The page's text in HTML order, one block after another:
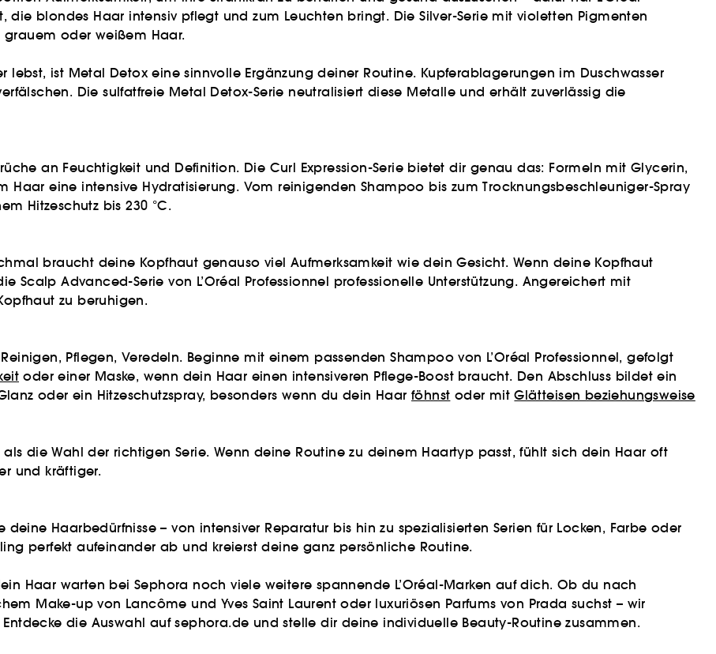
die blondes Haar intensiv pflegt und zum Leuchten bringt. Die Silver-Serie mit violetten Pigmenten
oder weißem Haar.
lebst, ist Metal Detox eine sinnvolle Ergänzung deiner Routine. Kupferablagerungen im Duschwasser
Die sulfatfreie Metal Detox-Serie neutralisiert diese Metalle und erhält zuverlässig die
an Feuchtigkeit und Definition. Die Curl Expression-Serie bietet dir genau das: Formeln mit Glycerin,
Haar eine intensive Hydratisierung. Vom reinigenden Shampoo bis zum Trocknungsbeschleuniger-Spray
Hitzeschutz bis 230 °C.
braucht deine Kopfhaut genauso viel Aufmerksamkeit wie dein Gesicht. Wenn deine Kopfhaut
Scalp Advanced-Serie von L’Oréal Professionnel professionelle Unterstützung. Angereichert mit
zu beruhigen.
Pflegen, Veredeln. Beginne mit einem passenden Shampoo von L’Oréal Professionnel, gefolgt
oder einer Maske, wenn dein Haar einen intensiveren Pflege-Boost braucht. Den Abschluss bildet ein
oder ein Hitzeschutzspray, besonders wenn du dein Haarföhnst oder mitGlätteisen beziehungsweise
die Wahl der richtigen Serie. Wenn deine Routine zu deinem Haartyp passt, fühlt sich dein Haar oft
und kräftiger.
deine Haarbedürfnisse – von intensiver Reparatur bis hin zu spezialisierten Serien für Locken, Farbe oder
perfekt aufeinander ab und kreierst deine ganz persönliche Routine.
Haar warten bei Sephora noch viele weitere spannende L’Oréal-Marken auf dich. Ob du nach
Make-up von Lancôme und Yves Saint Laurent oder luxuriösen Parfums von Prada suchst – wir
die Auswahl auf sephora.de und stelle dir deine individuelle Beauty-Routine zusammen.